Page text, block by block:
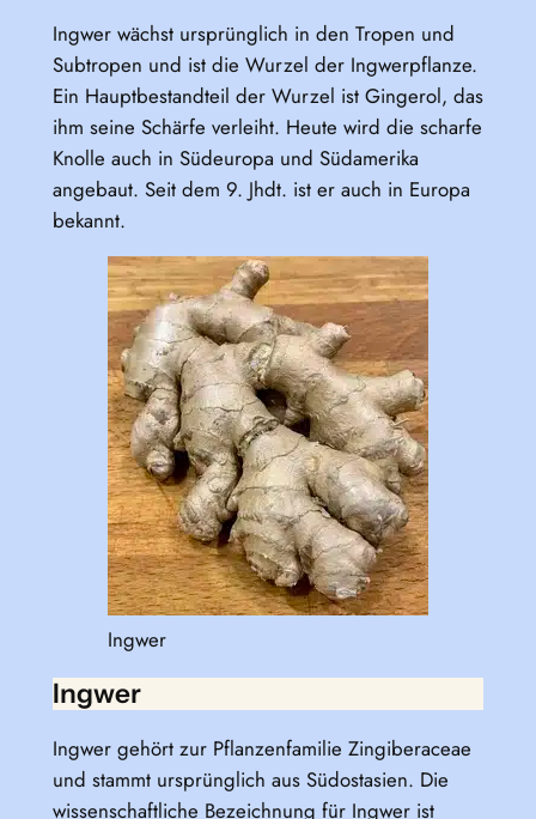
Ingwer wächst ursprünglich in den Tropen und
Subtropen und ist die Wurzel der Ingwerpflanze.
Ein Hauptbestandteil der Wurzel ist Gingerol, das
ihm seine Schärfe verleiht. Heute wird die scharfe
Knolle auch in Südeuropa und Südamerika
angebaut. Seit dem 9. Jhdt. ist er auch in Europa
bekannt.
Ingwer
Ingwer
Ingwer gehört zur Pflanzenfamilie Zingiberaceae
und stammt ursprünglich aus Südostasien. Die
wissenschaftliche Bezeichnung für Ingwer ist